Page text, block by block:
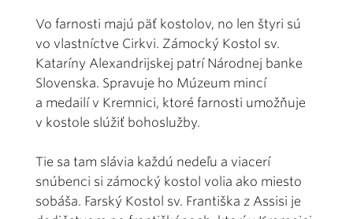
Vo farnosti majú päť kostolov, no len štyri sú
vo vlastníctve Cirkvi. Zámocký Kostol sv.
Kataríny Alexandrijskej patrí Národnej banke
Slovenska. Spravuje ho Múzeum mincí
a medailí v Kremnici, ktoré farnosti umožňuje
v kostole slúžiť bohoslužby.
Tie sa tam slávia každú nedeľu a viacerí
snúbenci si zámocký kostol volia ako miesto
sobáša. Farský Kostol sv. Františka z Assisi je